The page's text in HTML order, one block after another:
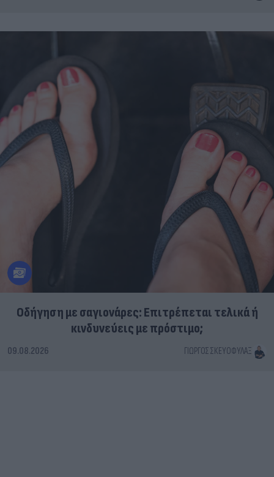
Οδήγηση με σαγιονάρες: Επιτρέπεται τελικά ή
κινδυνεύεις με πρόστιμο;
09.08.2026 ΓΙΏΡΓΟΣ ΣΚΕΥΟΦΎΛΑΞ